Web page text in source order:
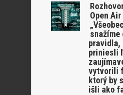
Open Air
snažíme
pravidla,
priniesli
vytvorili
ktorý by
išli ako